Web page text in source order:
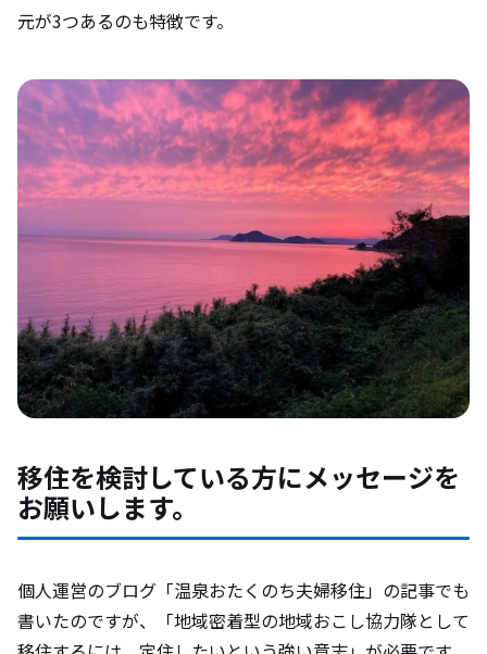
元が3つあるのも特徴です。
移住を検討している方にメッセージを
お願いします。
個人運営のブログ「温泉おたくのち夫婦移住」の記事でも
書いたのですが、「地域密着型の地域おこし協力隊として